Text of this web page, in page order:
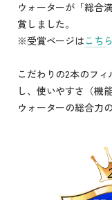
ウォーターが「総合
賞しました。
※受賞ページはこちら
こだわりの2本のフ
し、使いやすさ（機
ウォーターの総合力